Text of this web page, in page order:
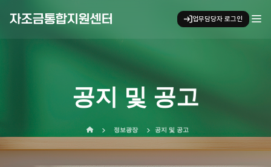
자조금통합지원센터
키보드 탐색 시 아래 화살표
업무담당자 로그인
공지 및 공고
홈으로 이동정보광장 공지 및 공고